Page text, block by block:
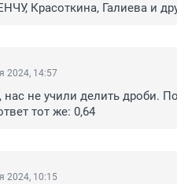
Красоткина, Галиева и
2024, 14:57
нас не учили делить дроби.
тот же: 0,64
2024, 10:15